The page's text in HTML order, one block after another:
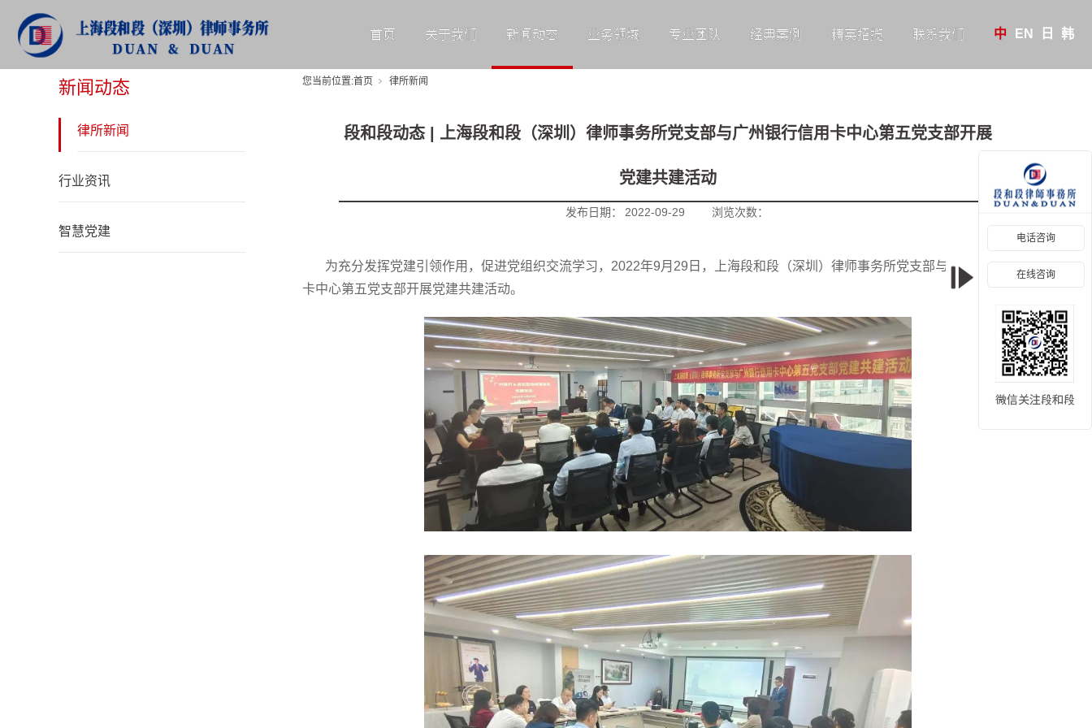
首页 关于我们 新闻动态 业务领域 专业团队 经典案例 精英招揽 联系我们 EN
中 日 韩
新闻动态
新闻动态
律所新闻
行业资讯
智慧党建
您当前位置:首页 律所新闻
段和段动态 | 上海段和段（深圳）律师事务所党支部与广州银行信用卡中心第五党支部开展
党建共建活动
发布日期： 2022-09-29 浏览次数：
为充分发挥党建引领作用，促进党组织交流学习，2022年9月29日，上海段和段（深圳）律师事务所党支部与广州银行信用
卡中心第五党支部开展党建共建活动。
电话咨询
在线咨询